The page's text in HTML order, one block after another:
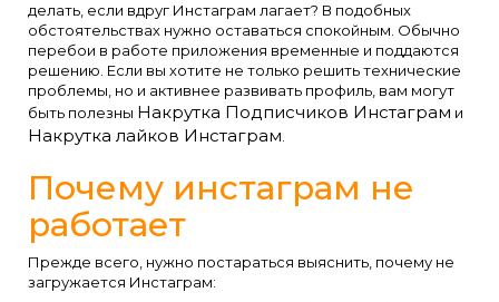
делать, если вдруг Инстаграм лагает? В подобных
обстоятельствах нужно оставаться спокойным. Обычно
перебои в работе приложения временные и поддаются
решению. Если вы хотите не только решить технические
проблемы, но и активнее развивать профиль, вам могут
быть полезны Накрутка Подписчиков Инстаграм и
Накрутка лайков Инстаграм
Почему инстаграм не
работает
Прежде всего, нужно постараться выяснить, почему не
загружается Инстаграм: